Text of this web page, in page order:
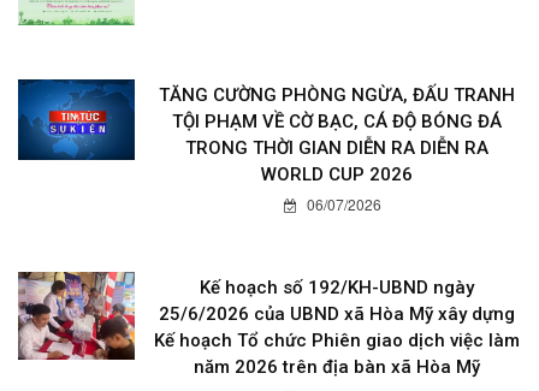
TĂNG CƯỜNG PHÒNG NGỪA, ĐẤU TRANH
TỘI PHẠM VỀ CỜ BẠC, CÁ ĐỘ BÓNG ĐÁ
TRONG THỜI GIAN DIỄN RA DIỄN RA
WORLD CUP 2026
06/07/2026
Kế hoạch số 192/KH-UBND ngày
25/6/2026 của UBND xã Hòa Mỹ xây dựng
Kế hoạch Tổ chức Phiên giao dịch việc làm
năm 2026 trên địa bàn xã Hòa Mỹ